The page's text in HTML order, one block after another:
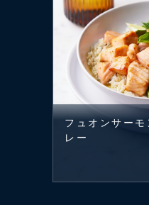
フュオンサー
レー